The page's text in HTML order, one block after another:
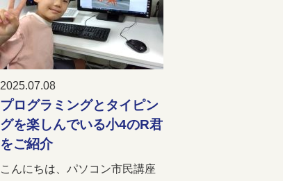
2025.07.08
プログラミングとタイピン
グを楽しんでいる小4のR君
をご紹介
こんにちは、パソコン市民講座